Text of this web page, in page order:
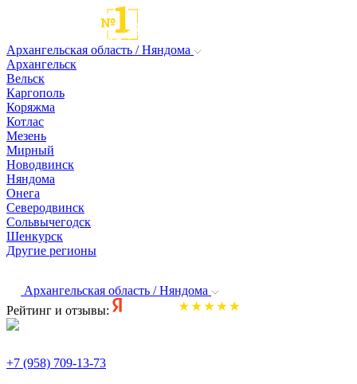
Архангельская область / Няндома
Архангельск
Вельск
Каргополь
Коряжма
Котлас
Мезень
Мирный
Новодвинск
Няндома
Онега
Северодвинск
Сольвычегодск
Шенкурск
Другие регионы
Архангельская область / Няндома
Рейтинг и отзывы:
+7 (958) 709-13-73